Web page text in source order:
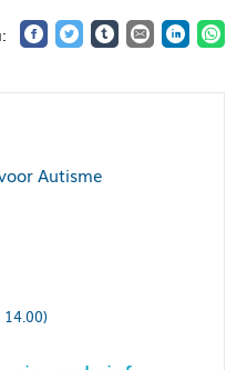
Autisme